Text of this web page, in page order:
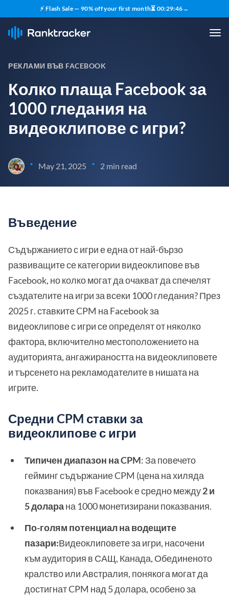
⚡ Flash Sale — 90% off your first month⏳ 00:29:45→
РЕКЛАМИ ВЪВ FACEBOOK
Колко плаща Facebook за
1000 гледания на
видеоклипове с игри?
• May 21, 2025 • 2 min read
Въведение
Съдържанието с игри е една от най-бързо
развиващите се категории видеоклипове във
Facebook, но колко могат да очакват да спечелят
създателите на игри за всеки 1000 гледания? През
2025 г. ставките CPM на Facebook за
видеоклипове с игри се определят от няколко
фактора, включително местоположението на
аудиторията, ангажираността на видеоклиповете
и търсенето на рекламодателите в нишата на
игрите.
Средни CPM ставки за
видеоклипове с игри
Типичен диапазон на CPM: За повечето
гейминг съдържание CPM (цена на хиляда
показвания) във Facebook е средно между2 и
5 доларана 1000 монетизирани показвания.
По-голям потенциал на водещите
пазари:Видеоклиповете за игри, насочени
към аудитория в САЩ, Канада, Обединеното
кралство или Австралия, понякога могат да
достигнат CPM над 5 долара, особено за